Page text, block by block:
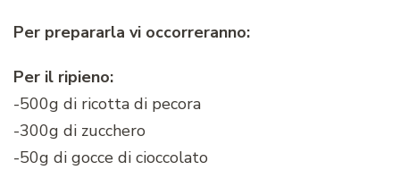
Per prepararla vi occorreranno:
Per il ripieno:
-500g di ricotta di pecora
-300g di zucchero
-50g di gocce di cioccolato